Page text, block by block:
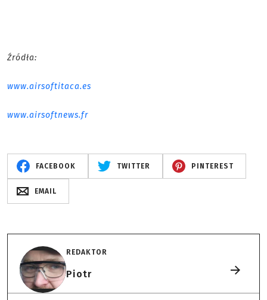
Źródła:
www.airsoftitaca.es
www.airsoftnews.fr
FACEBOOK TWITTER PINTEREST
EMAIL
REDAKTOR
Piotr